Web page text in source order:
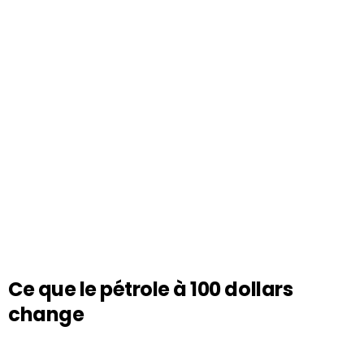
Ce que le pétrole à 100 dollars
change